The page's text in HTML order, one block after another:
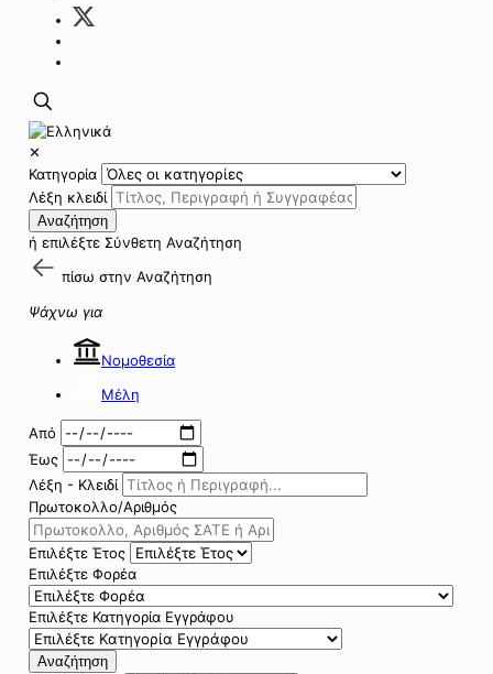
✕
Κατηγορία
Λέξη κλειδί
Αναζήτηση
ή επιλέξτε Σύνθετη Αναζήτηση
πίσω στην Αναζήτηση
Ψάχνω για
Νομοθεσία
Μέλη
Από
Έως
Λέξη - Κλειδί
Πρωτοκολλο/Αριθμός
Επιλέξτε Έτος
Επιλέξτε Φορέα
Επιλέξτε Κατηγορία Εγγράφου
Αναζήτηση